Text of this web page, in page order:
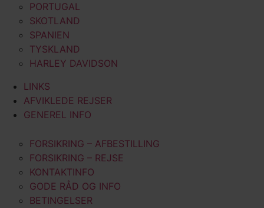
PORTUGAL
SKOTLAND
SPANIEN
TYSKLAND
HARLEY DAVIDSON
LINKS
AFVIKLEDE REJSER
GENEREL INFO
FORSIKRING – AFBESTILLING
FORSIKRING – REJSE
KONTAKTINFO
GODE RÅD OG INFO
BETINGELSER